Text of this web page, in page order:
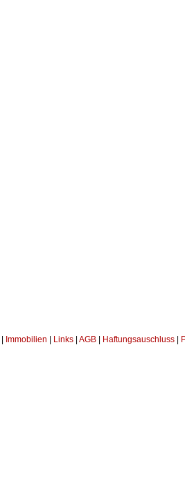
Immobilien Links AGB Haftungsauschluss